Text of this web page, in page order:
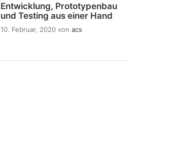
Entwicklung, Prototypenbau
und Testing aus einer Hand
10. Februar, 2020 von acs